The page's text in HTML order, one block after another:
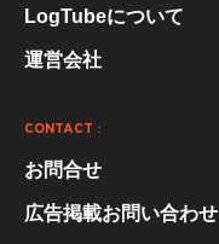
LogTubeについて
運営会社
CONTACT :
お問合せ
広告掲載お問い合わせ